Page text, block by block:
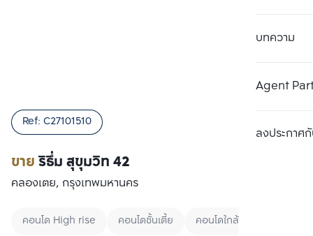
บทความ
Agent
ลงประกาศกั
ขายริธึ่ม สุขุมวิท 42
Ref: C27101510
คลองเตย, กรุงเทพมหานคร
คอนโด High rise คอนโดชั้นเตี้ย คอนโดใกล้ทางด่วน